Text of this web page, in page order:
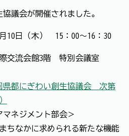
議会が開催されました。
日（木） 15：00～16：30
流会館3階 特別会議室
県都にぎわい創生協議会 次第
ント部会＞
められる新たな機能